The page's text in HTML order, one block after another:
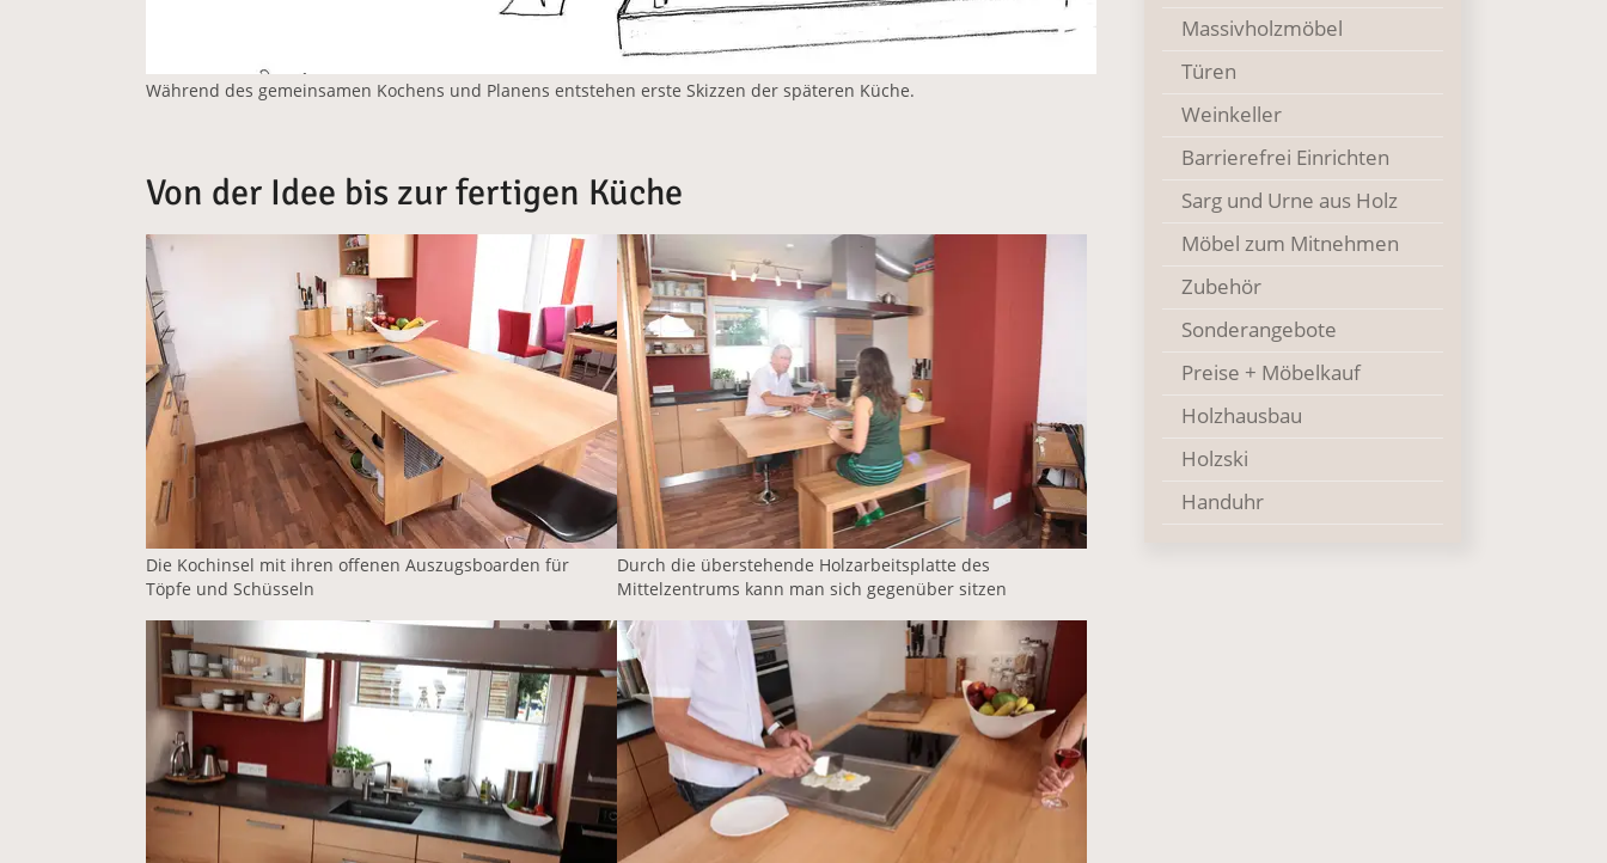
Massivholzmöbel
Türen
Weinkeller
Barrierefrei Einrichten
Sarg und Urne aus Holz
Möbel zum Mitnehmen
Zubehör
Sonderangebote
Preise + Möbelkauf
Holzhausbau
Holzski
Handuhr
Während des gemeinsamen Kochens und Planens entstehen erste Skizzen der späteren Küche.
Von der Idee bis zur fertigen Küche
Vergrößerte Version anzeigen
Die Kochinsel mit ihren offenen Auszugsboarden für
Töpfe und Schüsseln
Vergrößerte Version anzeigen
Durch die überstehende Holzarbeitsplatte des
Mittelzentrums kann man sich gegenüber sitzen
Vergrößerte Version anzeigen Vergrößerte Version anzeigen